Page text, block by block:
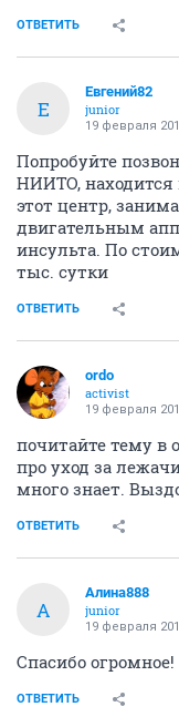
ОТВЕТИТЬ
Е
Евгений82
junior
19 февраля
Попробуйте
НИИТО, находится
этот центр,
двигательным
инсульта. По
тыс. сутки
ОТВЕТИТЬ
ordo
activist
19 февраля
почитайте тему в
про уход за
много знает.
ОТВЕТИТЬ
А
Алина888
junior
19 февраля
Спасибо огромное!
ОТВЕТИТЬ